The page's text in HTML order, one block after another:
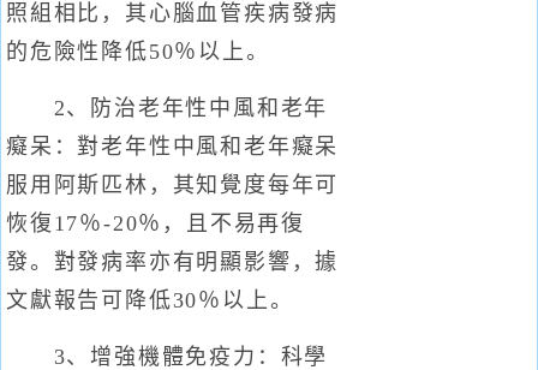
照組相比，其心腦血管疾病發病
的危險性降低50％以上。
2、防治老年性中風和老年
癡呆：對老年性中風和老年癡呆
服用阿斯匹林，其知覺度每年可
恢復17％-20％，且不易再復
發。對發病率亦有明顯影響，據
文獻報告可降低30％以上。
3、增強機體免疫力：科學